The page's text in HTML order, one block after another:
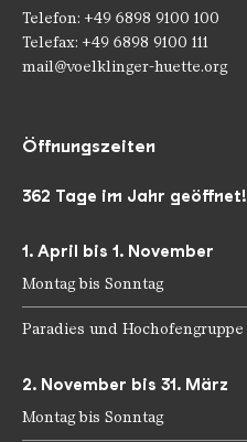
Telefon: +49 6898 9100 100
Telefax: +49 6898 9100 111
mail@voelklinger-huette.org
Öffnungszeiten
362 Tage im Jahr geöffnet!
1. April bis 1. November
Montag bis Sonntag
Paradies und Hochofengruppe
2. November bis 31. März
Montag bis Sonntag